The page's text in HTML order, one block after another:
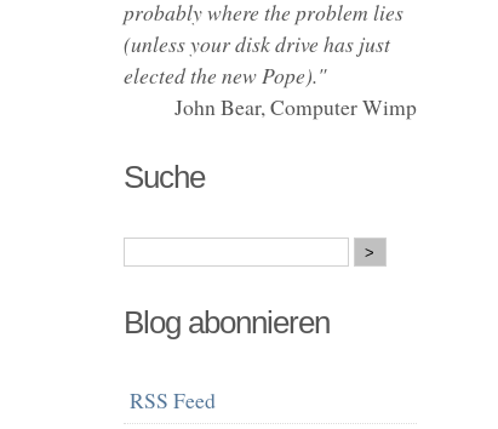
probably where the problem lies
(unless your disk drive has just
elected the new Pope)."
John Bear, Computer Wimp
Suche
Blog abonnieren
RSS Feed